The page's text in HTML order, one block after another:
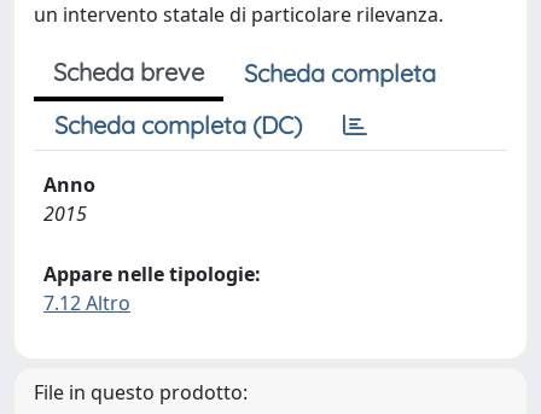
un intervento statale di particolare rilevanza.
Scheda breve
Scheda completa
Scheda completa (DC)
Anno
2015
Appare nelle tipologie:
7.12 Altro
File in questo prodotto: